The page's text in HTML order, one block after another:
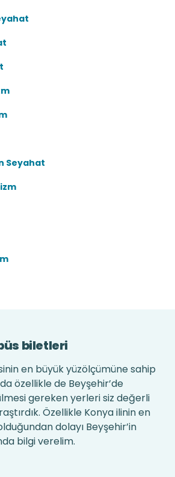
Seyahat
biletleri
en büyük yüzölçümüne sahip
özellikle de Beyşehir’de
gereken yerleri siz değerli
Özellikle Konya ilinin en
dolayı Beyşehir’in
bilgi verelim.